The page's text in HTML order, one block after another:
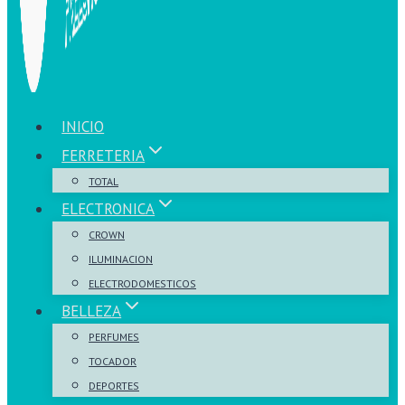
INICIO
FERRETERIA
TOTAL
ELECTRONICA
CROWN
ILUMINACION
ELECTRODOMESTICOS
BELLEZA
PERFUMES
TOCADOR
DEPORTES